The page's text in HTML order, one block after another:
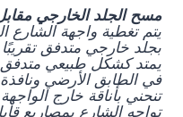
مسح الجلد الخارجي
يتم تغطية واجهة الشارع
بجلد خارجي متدفق
يمتد كشكل طبيعي
في الطابق الأرضي ونافذة
تنحني بأناقة خارج
تواجه الشارع بمصاريع